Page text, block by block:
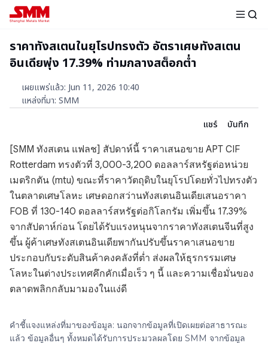
ราคาทังสเตนในยุโรปทรงตัว อัตราเศษทังสเตน
อินเดียพุ่ง 17.39% ท่ามกลางสต็อกต่ำ
เผยแพร่แล้ว: Jun 11, 2026 10:40
แหล่งที่มา: SMM
แชร์
บันทึก
[SMM ทังสเตน แฟลช] สัปดาห์นี้ ราคาเสนอขาย APT CIF
Rotterdam ทรงตัวที่ 3,000-3,200 ดอลลาร์สหรัฐต่อหน่วย
เมตริกตัน (mtu) ขณะที่ราคาวัตถุดิบในยุโรปโดยทั่วไปทรงตัว
ในตลาดเศษโลหะ เศษดอกสว่านทังสเตนอินเดียเสนอราคา
FOB ที่ 130-140 ดอลลาร์สหรัฐต่อกิโลกรัม เพิ่มขึ้น 17.39%
จากสัปดาห์ก่อน โดยได้รับแรงหนุนจากราคาทังสเตนจีนที่สูง
ขึ้น ผู้ค้าเศษทังสเตนอินเดียพากันปรับขึ้นราคาเสนอขาย
ประกอบกับระดับสินค้าคงคลังที่ต่ำ ส่งผลให้ธุรกรรมเศษ
โลหะในต่างประเทศคึกคักเมื่อเร็ว ๆ นี้ และความเชื่อมั่นของ
ตลาดพลิกกลับมามองในแง่ดี
คำชี้แจงแหล่งที่มาของข้อมูล: นอกจากข้อมูลที่เปิดเผยต่อสาธารณะ
แล้ว ข้อมูลอื่นๆ ทั้งหมดได้รับการประมวลผลโดย SMM จากข้อมูล